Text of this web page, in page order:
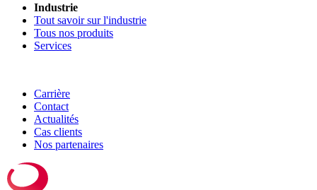
Industrie
Tout savoir sur l'industrie
Tous nos produits
Services
Carrière
Contact
Actualités
Cas clients
Nos partenaires